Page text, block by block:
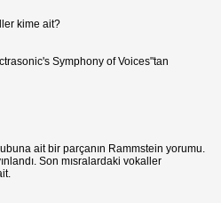
kime ait?
Symphony of Voices"tan
ait bir parçanın Rammstein yorumu.
Son mısralardaki vokaller